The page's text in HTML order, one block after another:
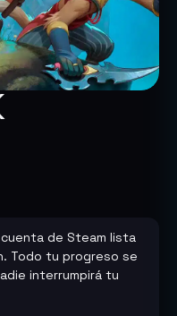
de Steam lista
Todo tu progreso se
interrumpirá tu